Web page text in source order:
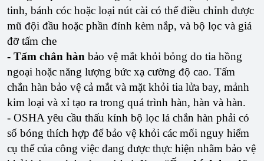
tinh, bánh cóc hoặc loại nút cài có thể điều chỉnh được
mũ đội đầu hoặc phần đính kèm nắp, và bộ lọc và giá
đỡ tấm che
- Tấm chắn hàn bảo vệ mắt khỏi bỏng do tia hồng
ngoại hoặc năng lượng bức xạ cường độ cao. Tấm
chắn hàn bảo vệ cả mắt và mặt khỏi tia lửa bay, mảnh
kim loại và xỉ tạo ra trong quá trình hàn, hàn và hàn.
- OSHA yêu cầu thấu kính bộ lọc lá chắn hàn phải có
số bóng thích hợp để bảo vệ khỏi các mối nguy hiểm
cụ thể của công việc đang được thực hiện nhằm bảo vệ